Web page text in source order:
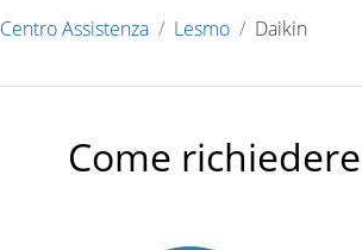
Centro Assistenza Lesmo Daikin
Come